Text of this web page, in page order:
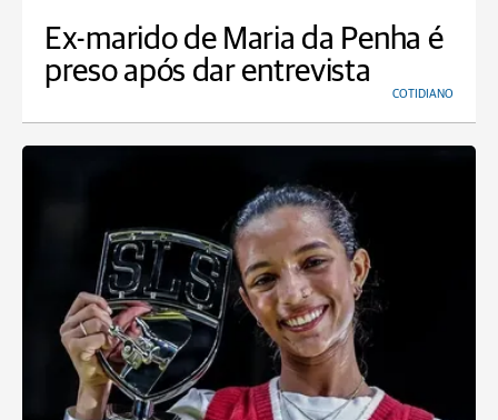
Ex-marido de Maria da Penha é
preso após dar entrevista
COTIDIANO